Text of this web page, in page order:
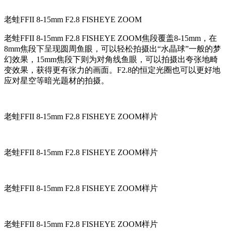
老蛙FFII 8-15mm F2.8 FISHEYE ZOOM
老蛙FFII 8-15mm F2.8 FISHEYE ZOOM焦段覆盖8-15mm，在
8mm焦段下呈现圆周鱼眼，可以轻松拍摄出“水晶球”一般的梦
幻效果，15mm焦段下则为对角线鱼眼，可以拍摄出夸张地畸
变效果，获得更有张力的画面。F2.8的恒定光圈也可以更好地
应对星空等暗光题材的拍摄。
老蛙FFII 8-15mm F2.8 FISHEYE ZOOM样片
老蛙FFII 8-15mm F2.8 FISHEYE ZOOM样片
老蛙FFII 8-15mm F2.8 FISHEYE ZOOM样片
老蛙FFII 8-15mm F2.8 FISHEYE ZOOM样片